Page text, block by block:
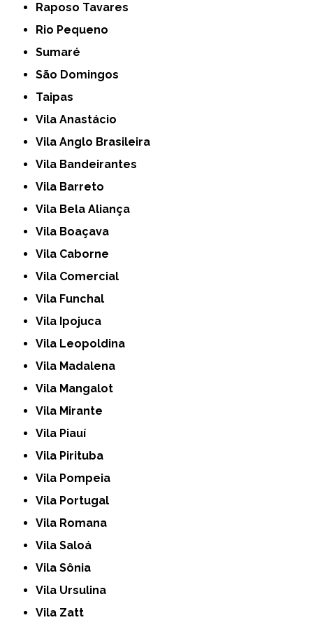
Raposo Tavares
Rio Pequeno
Sumaré
São Domingos
Taipas
Vila Anastácio
Vila Anglo Brasileira
Vila Bandeirantes
Vila Barreto
Vila Bela Aliança
Vila Boaçava
Vila Caborne
Vila Comercial
Vila Funchal
Vila Ipojuca
Vila Leopoldina
Vila Madalena
Vila Mangalot
Vila Mirante
Vila Piauí
Vila Pirituba
Vila Pompeia
Vila Portugal
Vila Romana
Vila Saloá
Vila Sônia
Vila Ursulina
Vila Zatt